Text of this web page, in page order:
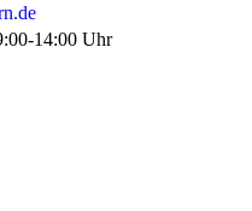
14:00 Uhr